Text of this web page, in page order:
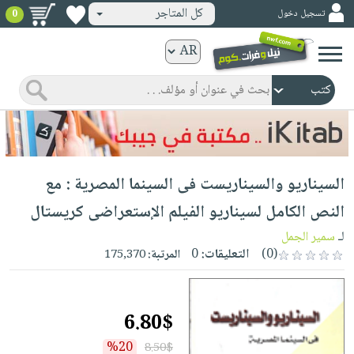
ورقية
المواضيع
صدر
حديثاً
الأكثر
مبيعاً
جوائز
شحن
مخفض
عروض
صفحات
مشوقة
كتب
الكترونية
الرئيسية
صدر
حديثاً
الأكثر
مبيعاً
كتب
مجانية
كتب
صوتية
الصفحة
الرئيسية
بلا
حدود
أطفال
وناشئة
الصفحة
وسائل
تسجيل دخول كل المتاجر 0
السيناريو والسيناريست فى السينما المصرية : مع
النص الكامل لسيناريو الفيلم الإستعراضى كريستال
لـسمير الجمل
(0)
التعليقات:0 المرتبة:175,370
6.80$
8.50$
%20